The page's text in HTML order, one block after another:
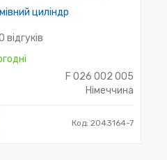
циліндр
відгуків
F 026 002 005
Німеччина
Код: 2043164-7